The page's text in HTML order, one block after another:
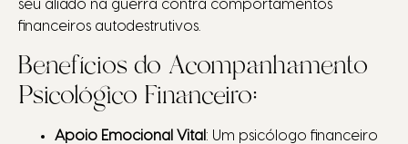
seu aliado na guerra contra comportamentos
financeiros autodestrutivos.
Benefícios do Acompanhamento
Psicológico Financeiro:
Apoio Emocional Vital : Um psicólogo financeiro